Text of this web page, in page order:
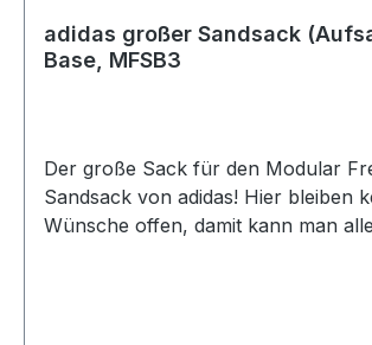
adidas großer Sandsack
Base, MFSB3
Der große Sack für den Modular
Sandsack von adidas! Hier bleiben
Wünsche offen, damit kann man